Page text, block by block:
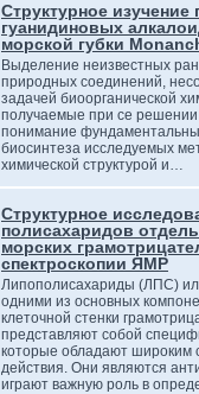
Структурное изучение
гуанидиновых
морской губки
Выделение неизвестных
природных соединений,
задачей биоорганической
получаемые при се
понимание
биосинтеза исследуемых
химической структурой и…
Структурное
полисахаридов
морских
спектроскопии ЯМР
Липополисахариды (ЛПС)
одними из основных
клеточной стенки
представляют собой
которые обладают широким
действия. Они являются
играют важную роль в